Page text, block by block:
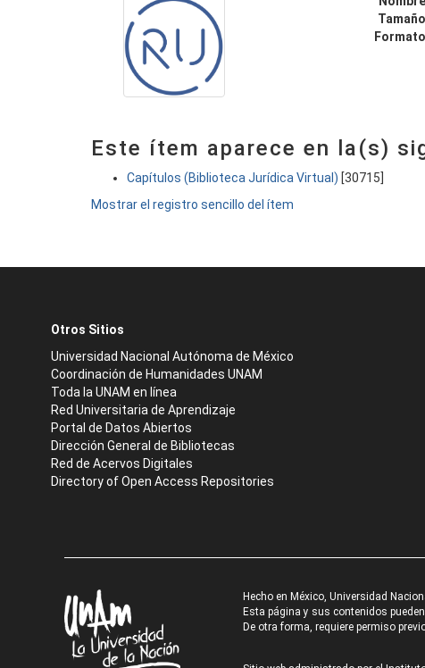
Este ítem aparece en la(s)
Capítulos (Biblioteca Jurídica Virtual) [30715]
Mostrar el registro sencillo del ítem
Otros Sitios
Universidad Nacional Autónoma de México
Coordinación de Humanidades UNAM
Toda la UNAM en línea
Red Universitaria de Aprendizaje
Portal de Datos Abiertos
Dirección General de Bibliotecas
Red de Acervos Digitales
Directory of Open Access Repositories
Hecho en México, Universidad
Esta página y sus contenidos
De otra forma, requiere permiso